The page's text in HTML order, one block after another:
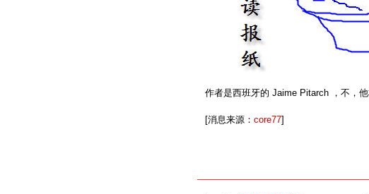
作者是西班牙的 Jaime Pitarch ，不，
[消息来源： core77]